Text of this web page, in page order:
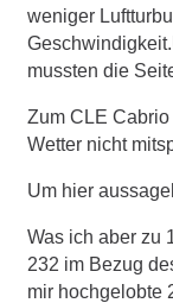
weniger
mussten die
Zum CLE
Wetter nicht
Um hier
Was ich aber zu
232 im Bezug
mir hochgelobte